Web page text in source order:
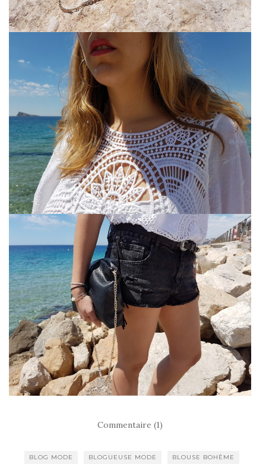
Commentaire (1)
BLOG MODE BLOGUEUSE MODE BLOUSE BOHÈME